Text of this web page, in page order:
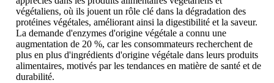
végétaliens, où ils jouent un rôle clé dans la dégradation des
protéines végétales, améliorant ainsi la digestibilité et la saveur.
La demande d'enzymes d'origine végétale a connu une
augmentation de 20 %, car les consommateurs recherchent de
plus en plus d'ingrédients d'origine végétale dans leurs produits
alimentaires, motivés par les tendances en matière de santé et de
durabilité.